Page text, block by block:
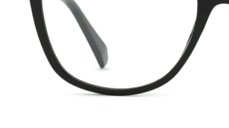
45 mm
Ύψος φακού Μήκος φακού
Μήκος